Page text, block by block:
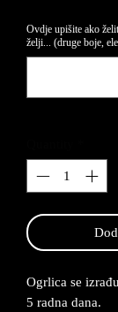
Ovdje upišite ako
želji... (druge boje,
Ogrlica se
5 radna dana.